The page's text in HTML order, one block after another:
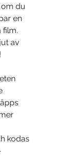
du
en
film.
av